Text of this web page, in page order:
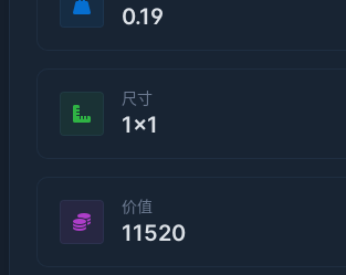
0.19
尺寸
1×1
价值
11520